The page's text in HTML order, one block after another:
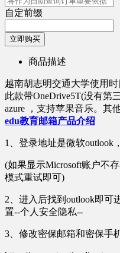
自定前缀
立即购买
商品描述
越南胡志明交通大学使用
此款带OneDrive5T(没有第
azure ，支持苹果音乐。其
edu教育邮箱产品介绍
1、登录地址是微软outlook，
(如果显示Microsoft账户不
模式重试即可)
2、进入后找到outlook即可
置--个人安全隐私--
3、修改密保邮箱和密保手